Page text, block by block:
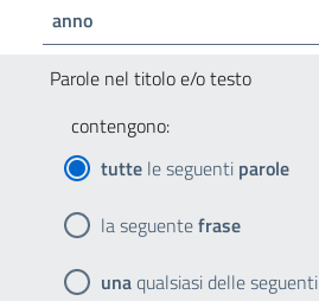
anno
Parole nel titolo e/o testo
contengono:
tutte le seguenti parole
la seguentefrase
unaqualsiasi delle seguenti